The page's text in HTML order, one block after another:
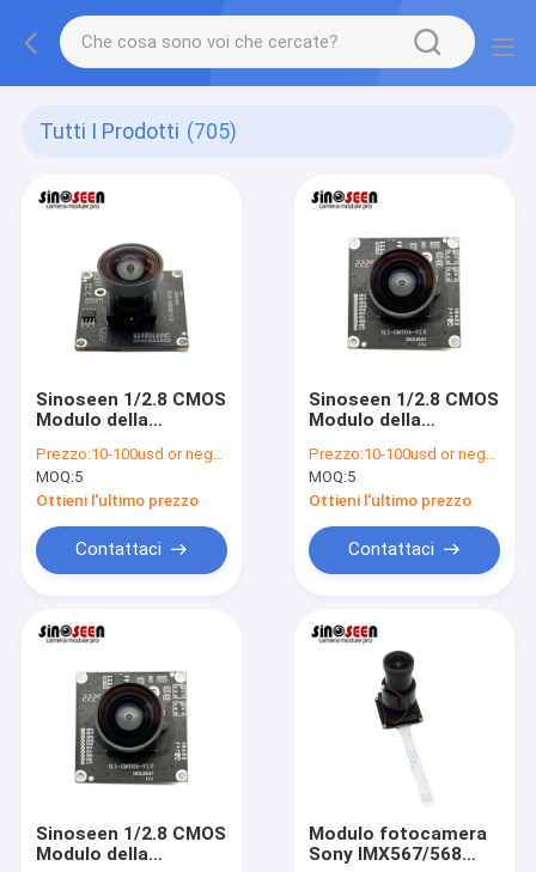
Tutti I Prodotti (705)
Sinoseen 1/2.8 CMOS
Modulo della
1080p 30fps
Autofocus
Prezzo:10-100usd or negotiable
MOQ:5
Ottieni l'ultimo prezzo
Contattaci
Sinoseen 1/2.8 CMOS
Modulo della
1080p 30fps
Autofocus
Prezzo:10-100usd or negotiable
MOQ:5
Ottieni l'ultimo prezzo
Contattaci
Sinoseen 1/2.8 CMOS
Modulo della
Modulo fotocamera
Sony IMX567/568